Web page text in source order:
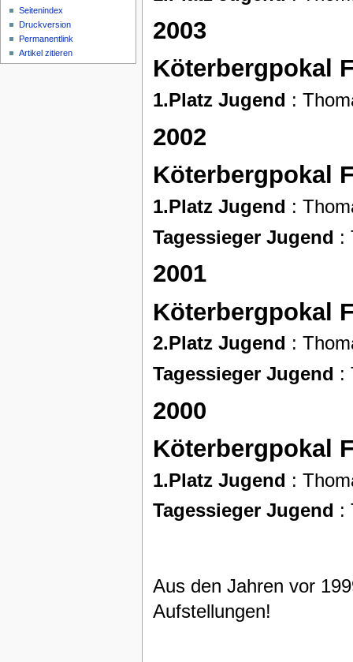
2003
Köterbergpokal
1.Platz Jugend :
2002
Köterbergpokal
1.Platz Jugend :
Tagessieger Jugend :
2001
Köterbergpokal
2.Platz Jugend :
Tagessieger Jugend :
2000
Köterbergpokal
1.Platz Jugend :
Tagessieger Jugend :
Aus den Jahren vor
Aufstellungen!
Seitenindex
Druckversion
Permanentlink
Artikel zitieren